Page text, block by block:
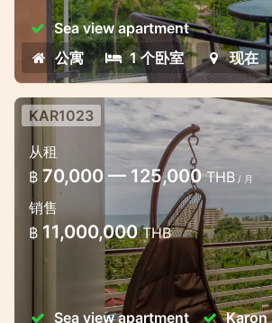
Sea view apartment
公寓
1 个卧室 现在
KAR1023
从租
฿ 70,000 — 125,000THB / 月
销售
฿ 11,000,000THB
Sea view apartment
Karon